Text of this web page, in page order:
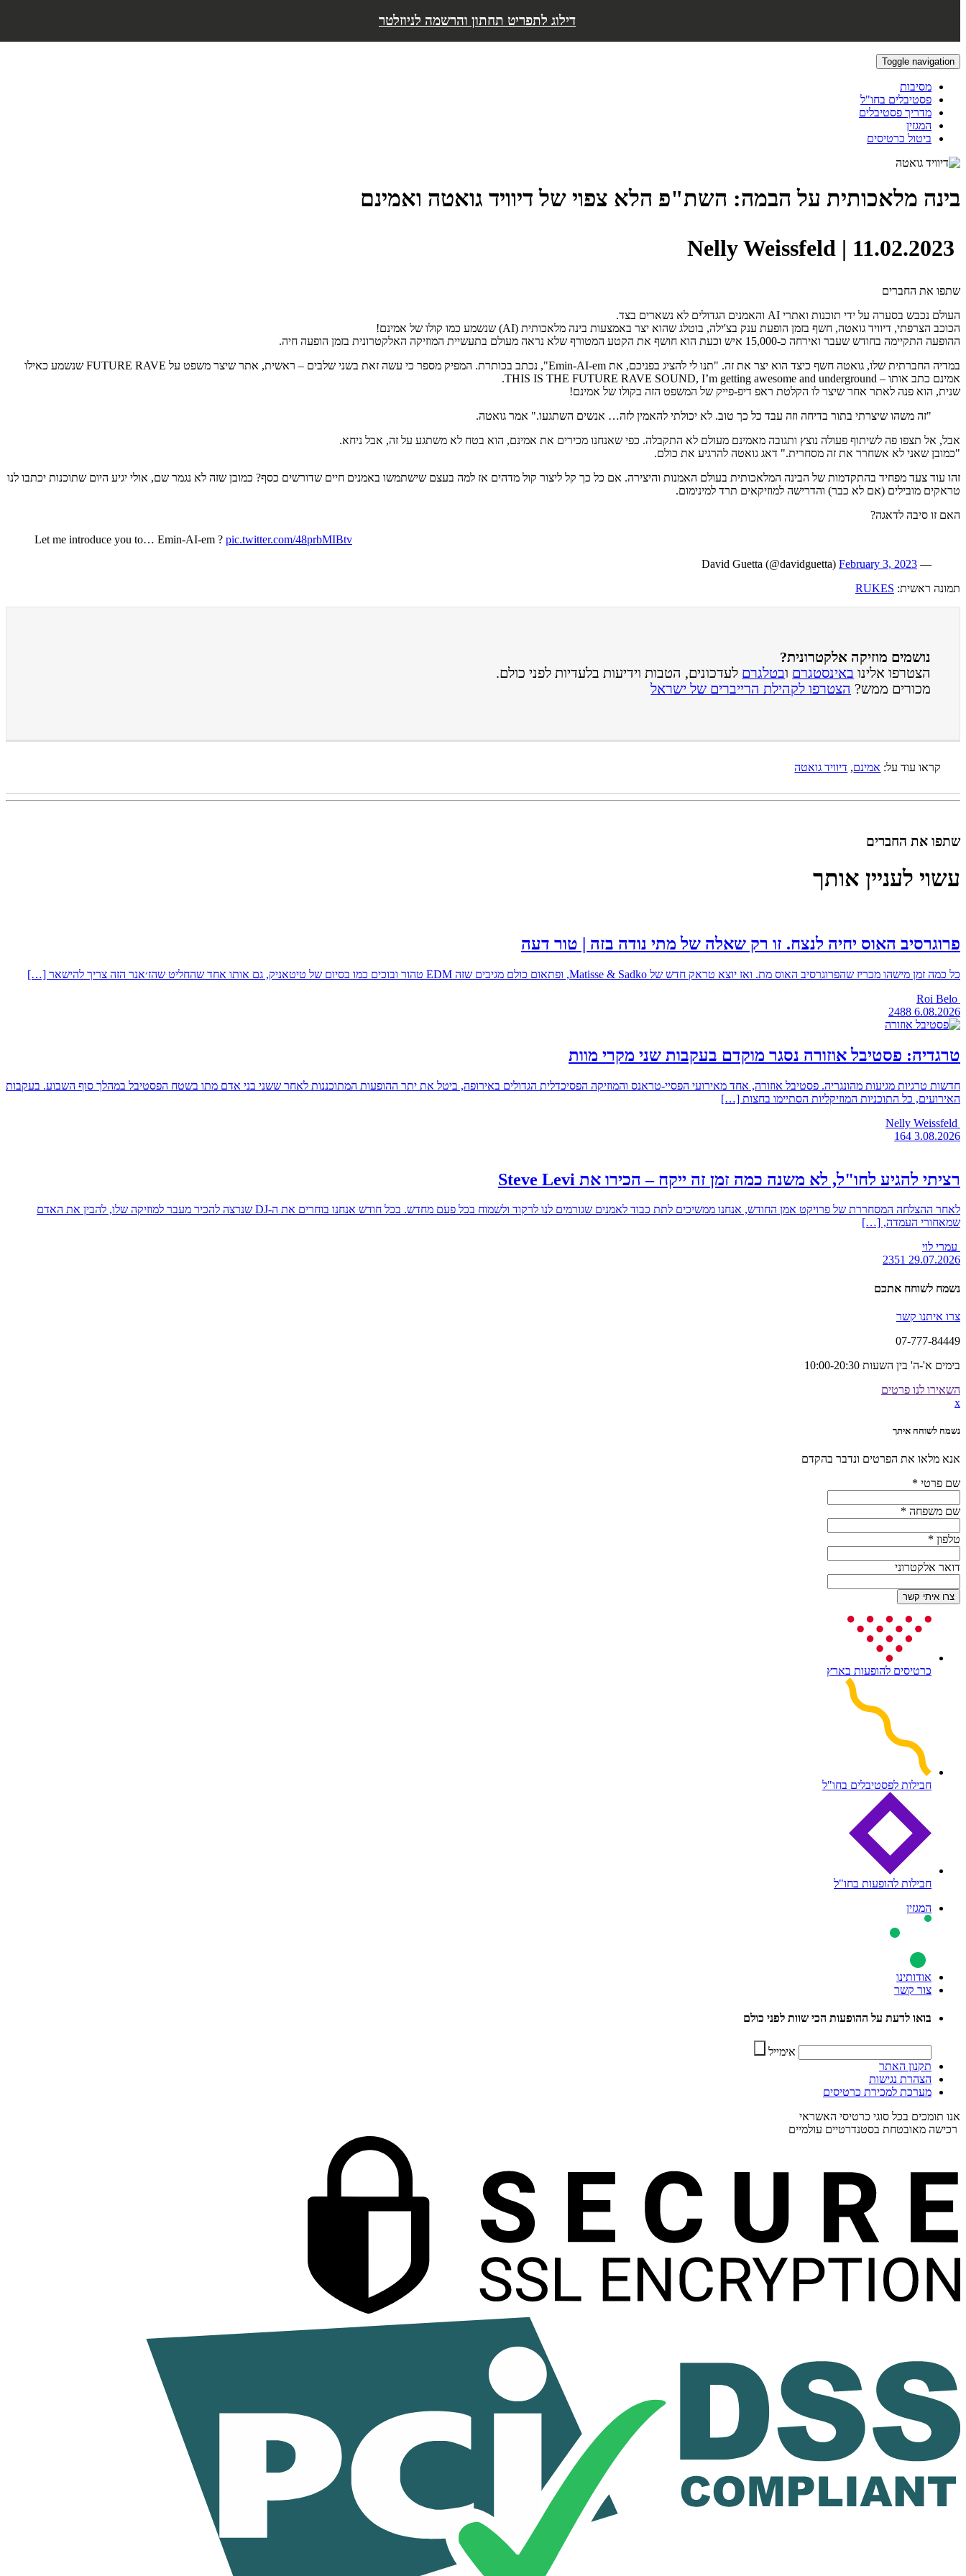
דילוג לתפריט
דילוג לתגובות
דילוג לכתבות נוספות
דילוג לתפריט תחתון והרשמה לניוזלטר
Toggle navigation
מסיבות
פסטיבלים בחו"ל
מדריך פסטיבלים
המגזין
ביטול כרטיסים
בינה מלאכותית על הבמה: השת"פ הלא צפוי של דיוויד גואטה ואמינם
| 11.02.2023
שתפו את החברים
העולם נכבש בסערה על ידי תוכנות ואתרי AI והאמנים הגדולים לא נשארים בצד.
הכוכב הצרפתי, דיוויד גואטה, חשף בזמן הופעת ענק בצ'ילה, בוטלג שהוא יצר באמצעות בינה מלאכותית (AI) שנשמע כמו קולו של אמינם!
ההופעה התקיימה בחודש שעבר ואירחה כ-15,000 איש וכעת הוא חושף את הקטע המטורף שלא נראה מעולם בתעשיית המוזיקה האלקטרונית בזמן הופעה חיה.
במדיה החברתית שלו, גואטה חשף כיצד הוא יצר את זה. "תנו לי להציג בפניכם, את Emin-AI-em", נכתב בכותרת. המפיק מספר כי עשה זאת בשני שלבים – ראשית, אתר שיצר משפט על FUTURE RAVE שנשמע כאילו
אמינם כתב אותו – THIS IS THE FUTURE RAVE SOUND, I’m getting awesome and underground.
שנית, הוא פנה לאתר אחר שיצר לו הקלטת ראפ דיפ-פייק של המשפט הזה בקולו של אמינם!
"זה משהו שיצרתי בתור בדיחה וזה עבד כל כך טוב. לא יכולתי להאמין לזה… אנשים השתגעו." אמר גואטה.
אבל, אל תצפו פה לשיתוף פעולה נוצץ ותגובה מאמינם מעולם לא התקבלה. כפי שאנחנו מכירים את אמינם, הוא בטח לא משתגע על זה, אבל ניחא.
"כמובן שאני לא אשחרר את זה מסחרית." דאג גואטה להרגיע את כולם.
זהו עוד צעד מפחיד בהתקדמות של הבינה המלאכותית בעולם האמנות והיצירה. אם כל כך קל ליצור קול מדהים אז למה בעצם שישתמשו באמנים חיים שדורשים כסף? כמובן שזה לא נגמר שם, אולי יגיע היום שתוכנות יכתבו לנו
טראקים מובילים (אם לא כבר) והדרישה למוזיקאים תרד למינימום.
האם זו סיבה לדאגה?
Let me introduce you to… Emin-AI-em ? pic.twitter.com/48prbMIBtv
— David Guetta (@davidguetta)
February 3, 2023
תמונה ראשית: RUKES
נושמים מוזיקה אלקטרונית?
הצטרפו אלינו באינסטגרם ובטלגרם לעדכונים, הטבות וידיעות בלעדיות לפני כולם.
מכורים ממש? הצטרפו לקהילת הרייברים של ישראל
קראו עוד על: אמינם, דיוויד גואטה
שתפו את החברים
עשוי לעניין אותך
פרוגרסיב האוס יחיה לנצח. זו רק שאלה של מתי נודה בזה | טור דעה
כל כמה זמן מישהו מכריז שהפרוגרסיב האוס מת. ואז יוצא טראק חדש של Matisse & Sadko, ופתאום כולם מגיבים שזה EDM טהור ובוכים כמו בסיום של טיטאניק, גם אותו אחד שהחליט שהז׳אנר הזה צריך להישאר […]
6.08.2026
2488
טרגדיה: פסטיבל אוזורה נסגר מוקדם בעקבות שני מקרי מוות
חדשות טרגיות מגיעות מהונגריה. פסטיבל אוזורה, אחד מאירועי הפסיי-טראנס והמוזיקה הפסיכדלית הגדולים באירופה, ביטל את יתר ההופעות המתוכננות לאחר ששני בני אדם מתו בשטח הפסטיבל במהלך סוף השבוע. בעקבות
האירועים, כל התוכניות המוזיקליות הסתיימו בחצות […]
3.08.2026
164
רציתי להגיע לחו"ל, לא משנה כמה זמן זה ייקח – הכירו את Steve Levi
לאחר ההצלחה המסחררת של פרויקט אמן החודש, אנחנו ממשיכים לתת כבוד לאמנים שגורמים לנו לרקוד ולשמוח בכל פעם מחדש. בכל חודש אנחנו בוחרים את ה-DJ שנרצה להכיר מעבר למוזיקה שלו, להבין את האדם
שמאחורי העמדה, […]
עמרי לוי
29.07.2026
2351
נשמח לשוחח אתכם
צרו איתנו קשר
07-777-84449
בימים א'-ה' בין השעות 10:00-20:30
השאירו לנו פרטים
x
נשמח לשוחח איתך
אנא מלאו את הפרטים ונדבר בהקדם
שם פרטי *
שם משפחה *
טלפון *
דואר אלקטרוני
כרטיסים להופעות בארץ
חבילות לפסטיבלים בחו"ל
חבילות להופעות בחו"ל
המגזין
אודותינו
צור קשר
בואו לדעת על ההופעות הכי שוות לפני כולם
אימייל
תקנון האתר
הצהרת נגישות
מערכת למכירת כרטיסים
אנו תומכים בכל סוגי כרטיסי האשראי
רכישה מאובטחת בסטנדרטיים עולמיים